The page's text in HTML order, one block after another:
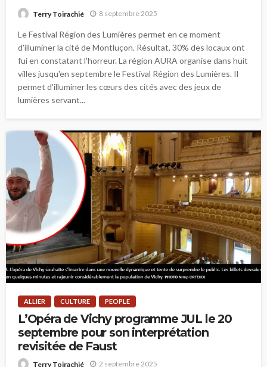
Terry Toirachié 8 septembre 2025
Le Festival Région des Lumières permet en ce moment
d'illuminer la cité de Montluçon. Résultat, 30% des locaux ont
fui en constatant l'horreur. La région AURA organise dans huit
villes jusqu'en septembre le Festival Région des Lumières. Il
permet d'illuminer les cœurs des cités avec des jeux de
lumières servant...
ALLIER CULTURE PEOPLE
L’Opéra de Vichy programme JUL le 20
septembre pour son interprétation
revisitée de Faust
Terry Toirachié 2 septembre 2025